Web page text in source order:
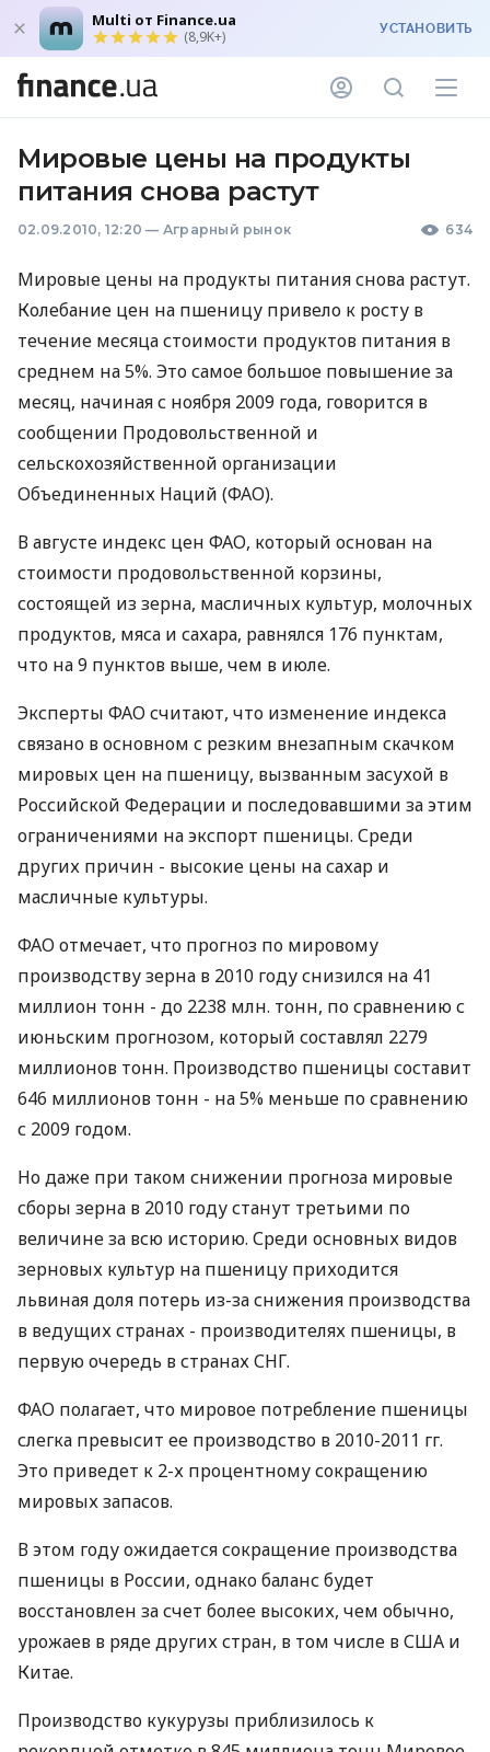
Multi от Finance.ua
(8,9K+) УСТАНОВИТЬ
Мировые цены на продукты
питания снова растут
02.09.2010, 12:20 — Аграрный рынок 634
Мировые цены на продукты питания снова растут.
Колебание цен на пшеницу привело к росту в
течение месяца стоимости продуктов питания в
среднем на 5%. Это самое большое повышение за
месяц, начиная с ноября 2009 года, говорится в
сообщении Продовольственной и
сельскохозяйственной организации
Объединенных Наций (ФАО).
В августе индекс цен ФАО, который основан на
стоимости продовольственной корзины,
состоящей из зерна, масличных культур, молочных
продуктов, мяса и сахара, равнялся 176 пунктам,
что на 9 пунктов выше, чем в июле.
Эксперты ФАО считают, что изменение индекса
связано в основном с резким внезапным скачком
мировых цен на пшеницу, вызванным засухой в
Российской Федерации и последовавшими за этим
ограничениями на экспорт пшеницы. Среди
других причин - высокие цены на сахар и
масличные культуры.
ФАО отмечает, что прогноз по мировому
производству зерна в 2010 году снизился на 41
миллион тонн - до 2238 млн. тонн, по сравнению с
июньским прогнозом, который составлял 2279
миллионов тонн. Производство пшеницы составит
646 миллионов тонн - на 5% меньше по сравнению
с 2009 годом.
Но даже при таком снижении прогноза мировые
сборы зерна в 2010 году станут третьими по
величине за всю историю. Среди основных видов
зерновых культур на пшеницу приходится
львиная доля потерь из-за снижения производства
в ведущих странах - производителях пшеницы, в
первую очередь в странах СНГ.
ФАО полагает, что мировое потребление пшеницы
слегка превысит ее производство в 2010-2011 гг.
Это приведет к 2-х процентному сокращению
мировых запасов.
В этом году ожидается сокращение производства
пшеницы в России, однако баланс будет
восстановлен за счет более высоких, чем обычно,
урожаев в ряде других стран, в том числе в США и
Китае.
Производство кукурузы приблизилось к